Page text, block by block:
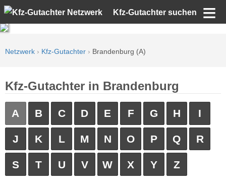
Kfz-Gutachter suchen
Netzwerk › Kfz-Gutachter › Brandenburg (A)
Kfz-Gutachter in Brandenburg
A B C D E F G H I
J K L M N O P Q R
S T U V W X Y Z